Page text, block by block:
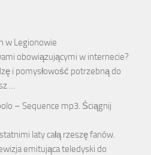
w Legionowie
obowiązującymi w internecie?
i pomysłowość potrzebną do
…
– Sequence mp3. Ściągnij
laty całą rzeszę fanów.
emitująca teledyski do